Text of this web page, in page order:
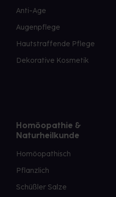
Anti-Age
Augenpflege
Hautstraffende Pflege
Dekorative Kosmetik
Homöopathie &
Naturheilkunde
Homöopathisch
Pflanzlich
Schüßler Salze